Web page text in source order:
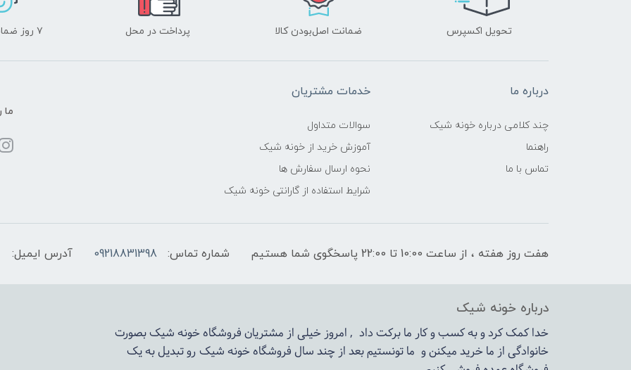
تحویل اکسپرس ضمانت اصل‌بودن کالا پرداخت در محل ۷ روز ضمانت بازگشت
درباره ما
چند کلامی درباره خونه شیک
راهنما
تماس با ما
خدمات مشتریان
سوالات متداول
آموزش خرید از خونه شیک
نحوه ارسال سفارش ها
شرایط استفاده از گارانتی خونه شیک
ما
هفت روز هفته ، از ساعت 10:00 تا 22:00 پاسخگوی شما هستیم شماره تماس: 09218831398 آدرس ایمیل:
درباره خونه شیک
خدا کمک کرد و به کسب و کار ما برکت داد , امروز خیلی از مشتریان فروشگاه خونه شیک بصورت
خانوادگی از ما خرید میکنن و ما تونستیم بعد از چند سال فروشگاهخونه شیکرو تبدیل به یک